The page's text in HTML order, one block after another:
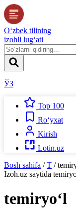
O‘zbek tilining
izohli lug‘ati
ЎЗ
Top 100
Ro‘yxat
Kirish
Lotin.uz
Bosh sahifa / T /
Izoh.uz saytida
temiryo‘l